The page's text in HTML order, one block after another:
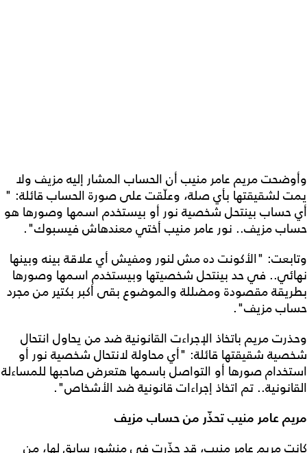
وأوضحت مريم عامر منيب أن الحساب المشار إليه مزيف ولا
يمت لشقيقتها بأي صلة، وعلّقت على صورة الحساب قائلة: "
أي حساب بينتحل شخصية نور أو بيستخدم اسمها وصورها هو
حساب مزيف.. نور عامر منيب أختي معندهاش فيسبوك".
وتابعت: "الأكونت ده مش لنور ومفيش أي علاقة بينه وبينها
نهائي.. في حد بينتحل شخصيتها وبيستخدم اسمها وصورها
بطريقة مقصودة ومضللة والموضوع بقى أكبر بكتير من مجرد
حساب مزيف".
وحذرت مريم باتخاذ الإجراءت القانونية ضد من يحاول انتحال
شخصية شقيقتها قائلة: "أي محاولة لانتحال شخصية نور أو
استخدام صورها أو التواصل باسمها هتعرض صاحبها للمساءلة
القانونية.. تم اتخاذ إجراءات قانونية ضد الأشخاص".
مريم عامر منيب تحذّر من حساب مزيف
كانت مريم عامر منيب، قد حذّرت في منشور سابق لها، من